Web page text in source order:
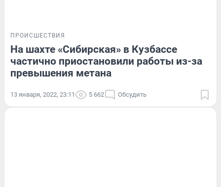
ПРОИСШЕСТВИЯ
На шахте «Сибирская» в Кузбассе
частично приостановили работы из-за
превышения метана
13 января, 2022, 23:11 5 662 Обсудить